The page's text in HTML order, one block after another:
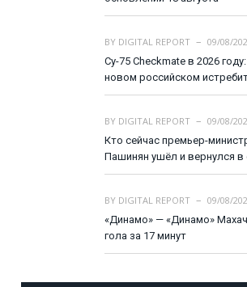
BY DIGITAL REPORT
09/08/
Су-75 Checkmate в 2026
новом российском
BY DIGITAL REPORT
09/08/
Кто сейчас премьер-
Пашинян ушёл и вернулся в
BY DIGITAL REPORT
09/08/
«Динамо» — «Динамо»
гола за 17 минут